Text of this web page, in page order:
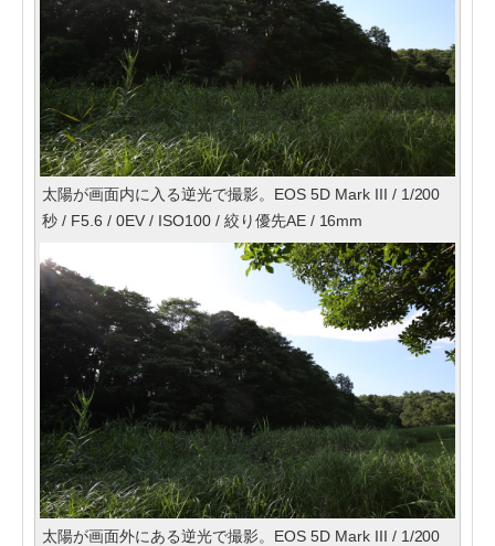
太陽が画面内に入る逆光で撮影。EOS 5D Mark III / 1/200
秒 / F5.6 / 0EV / ISO100 / 絞り優先AE / 16mm
太陽が画面外にある逆光で撮影。EOS 5D Mark III / 1/200